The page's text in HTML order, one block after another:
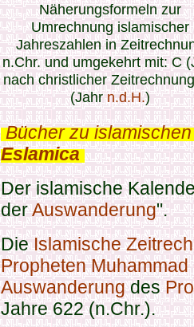
Näherungsformeln zur
Umrechnung islamischer
Jahreszahlen in
n.Chr. und umgekehrt mit: C
nach christlicher
(Jahrn.d.H.)
.Bücher zu
Eslamica.
Der islamische
derAuswanderung".
DieIslamische
Propheten Muhammad
Auswanderungdes
Jahre 622 (n.Chr.).